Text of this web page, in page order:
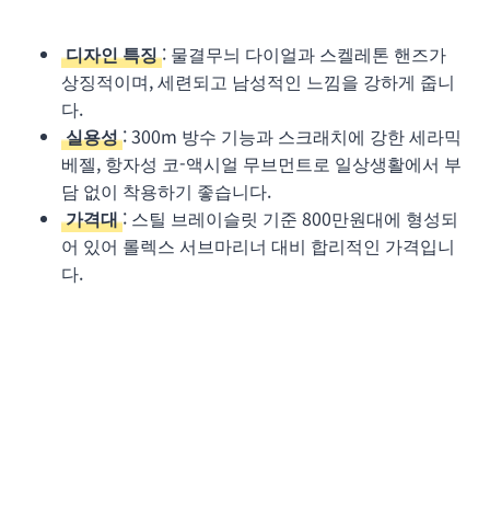
디자인 특징 : 물결무늬 다이얼과 스켈레톤 핸즈가
상징적이며, 세련되고 남성적인 느낌을 강하게 줍니
다.
실용성 : 300m 방수 기능과 스크래치에 강한 세라믹
베젤, 항자성 코-액시얼 무브먼트로 일상생활에서 부
담 없이 착용하기 좋습니다.
가격대 : 스틸 브레이슬릿 기준 800만원대에 형성되
어 있어 롤렉스 서브마리너 대비 합리적인 가격입니
다.